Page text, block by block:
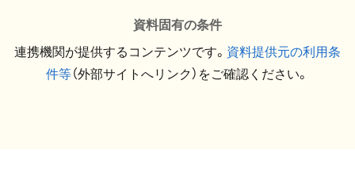
資料固有の条件
連携機関が提供するコンテンツです。 資料提供元の利用条
件等（外部サイトへリンク）をご確認ください。